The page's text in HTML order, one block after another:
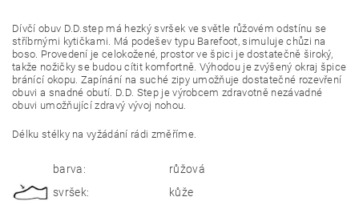
Dívčí obuv D.D.step má hezký svršek ve světle růžovém odstínu se
stříbrnými kytičkami. Má podešev typu Barefoot, simuluje chůzi na
boso. Provedení je celokožené, prostor ve špici je dostatečně široký,
takže nožičky se budou cítit komfortně. Výhodou je zvýšený okraj špice
bránící okopu. Zapínání na suché zipy umožňuje dostatečné rozevření
obuvi a snadné obutí. D.D. Step je výrobcem zdravotně nezávadné
obuvi umožňující zdravý vývoj nohou.
Délku stélky na vyžádání rádi změříme.
barva:
růžová
svršek:
kůže